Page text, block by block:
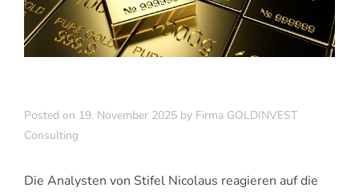
Posted on 19. November 2025 by Firma GOLDINVEST
Consulting
Die Analysten von Stifel Nicolaus reagieren auf die